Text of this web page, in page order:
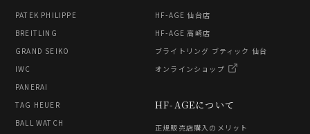
PATEK PHILIPPE
BREITLING
GRAND SEIKO
IWC
PANERAI
TAG HEUER
BALL WATCH
HF-AGEについて
正規販売店購入のメリット
HF-AGE 仙台店
HF-AGE 高崎店
ブライトリング ブティック 仙台
オンラインショップ